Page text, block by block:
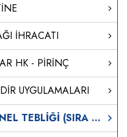
İHRACATI
HK - PİRİNÇ
UYGULAMALARI
VERGİ USUL KANUNU GENEL TEBLİĞİ (SIRA NO: 435)'NDE DEĞİŞİKLİK YAPILMASINA DAİR TEBLİĞ (SIRA NO: 562)